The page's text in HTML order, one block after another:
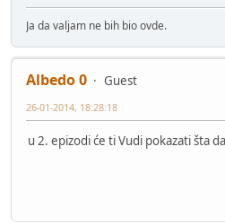
Ja da valjam ne bih bio ovde.
Albedo 0
Guest
26-01-2014, 18:28:18
u 2. epizodi će ti Vudi pokazati šta